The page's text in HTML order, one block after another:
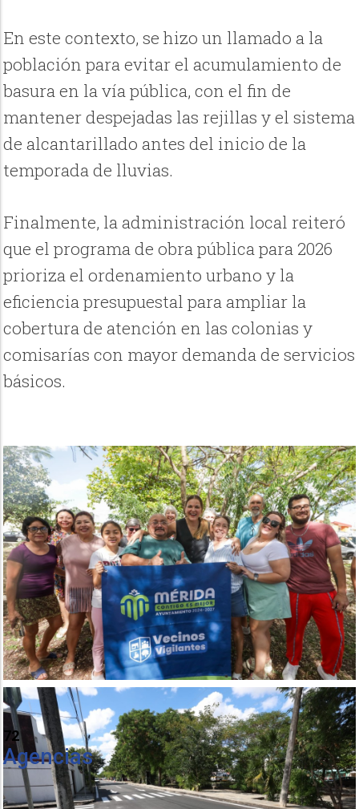
En este contexto, se hizo un llamado a la
población para evitar el acumulamiento de
basura en la vía pública, con el fin de
mantener despejadas las rejillas y el sistema
de alcantarillado antes del inicio de la
temporada de lluvias.
Finalmente, la administración local reiteró
que el programa de obra pública para 2026
prioriza el ordenamiento urbano y la
eficiencia presupuestal para ampliar la
cobertura de atención en las colonias y
comisarías con mayor demanda de servicios
básicos.
72
Agencias